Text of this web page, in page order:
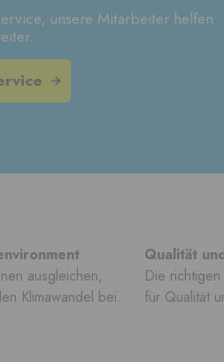
unsere Mitarbeiter helfen
ausgleichen,
Klimawandel bei.
Qualität
Die
für Qualität